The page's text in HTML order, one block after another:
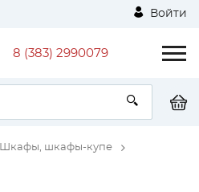
Войти
8 (383) 2990079
Шкафы, шкафы-купе